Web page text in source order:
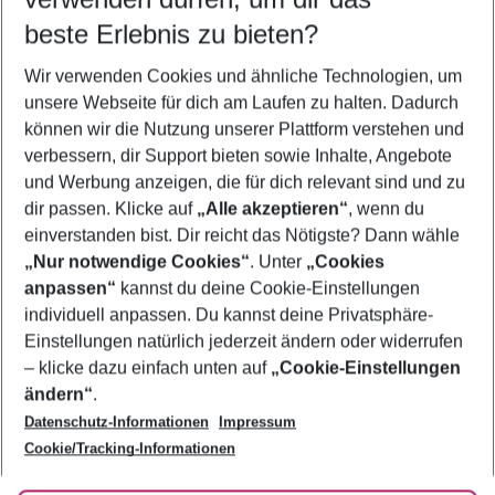
5-8 Nächte
2 Erwachsene Keine Kinder
Mehr Filter anzeigen
Footer
Footer navigation
Über uns
AGB
Bestpreisgarantie
Cookie-Einstellungen ändern
Cookie-Richtlinie
Agenturbetreuung
Barrierefreies Reisen
Folge uns
beste Erlebnis zu bieten?
Wir verwenden Cookies und ähnliche Technologien, um
unsere Webseite für dich am Laufen zu halten. Dadurch
können wir die Nutzung unserer Plattform verstehen und
verbessern, dir Support bieten sowie Inhalte, Angebote
und Werbung anzeigen, die für dich relevant sind und zu
dir passen. Klicke auf „Alle akzeptieren“, wenn du
einverstanden bist. Dir reicht das Nötigste? Dann wähle
„Nur notwendige Cookies“. Unter „Cookies
anpassen“ kannst du deine Cookie-Einstellungen
individuell anpassen. Du kannst deine Privatsphäre-
Einstellungen natürlich jederzeit ändern oder widerrufen
– klicke dazu einfach unten auf „Cookie-Einstellungen
ändern“.
Datenschutz-Informationen
Impressum
Cookie/Tracking-Informationen